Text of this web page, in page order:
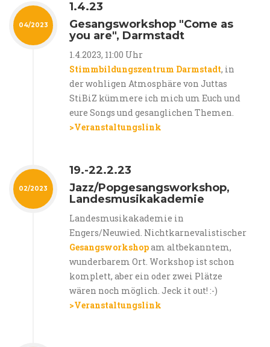
04/2023
1.4.23
Gesangsworkshop "Come as
you are", Darmstadt
1.4.2023, 11:00 Uhr
Stimmbildungszentrum Darmstadt, in
der wohligen Atmosphäre von Juttas
StiBiZ kümmere ich mich um Euch und
eure Songs und gesanglichen Themen.
>Veranstaltungslink
02/2023
19.-22.2.23
Jazz/Popgesangsworkshop,
Landesmusikakademie
Landesmusikakademie in
Engers/Neuwied. Nichtkarnevalistischer
Gesangsworkshopam altbekanntem,
wunderbarem Ort. Workshop ist schon
komplett, aber ein oder zwei Plätze
wären noch möglich. Jeck it out! :-)
>Veranstaltungslink